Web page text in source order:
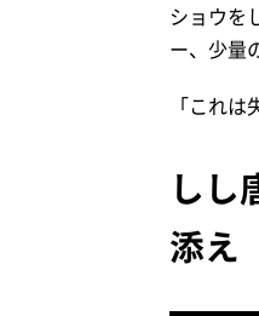
ショウを
ー、少量
「これ
しし
添え